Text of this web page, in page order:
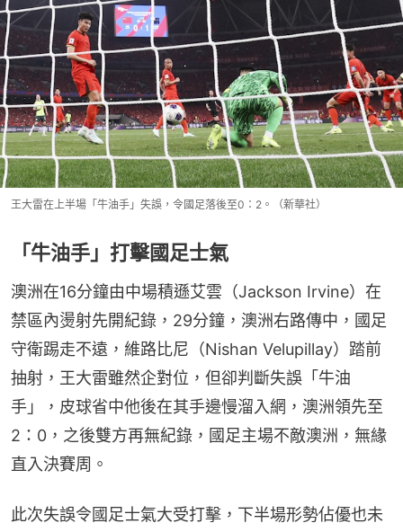
王大雷在上半場「牛油手」失誤，令國足落後至0：2。（新華社）
「牛油手」打擊國足士氣
澳洲在16分鐘由中場積遜艾雲（Jackson Irvine）在
禁區內燙射先開紀錄，29分鐘，澳洲右路傳中，國足
守衛踢走不遠，維路比尼（Nishan Velupillay）踏前
抽射，王大雷雖然企對位，但卻判斷失誤「牛油
手」，皮球省中他後在其手邊慢溜入網，澳洲領先至
2：0，之後雙方再無紀錄，國足主場不敵澳洲，無緣
直入決賽周。
此次失誤令國足士氣大受打擊，下半場形勢佔優也未